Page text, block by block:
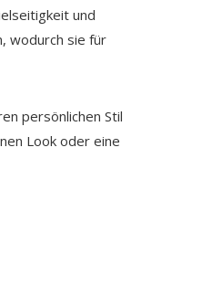
und
wodurch sie für
persönlichen Stil
Look oder eine